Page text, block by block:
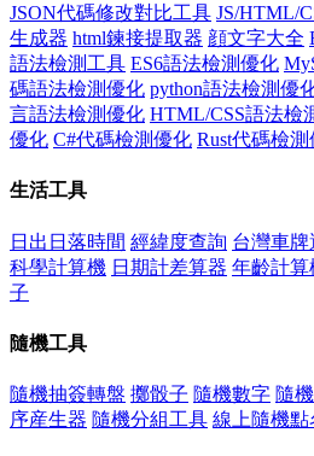
JSON代碼修改對比工具 JS/HTML/
生成器 html鍊接提取器 顔文字大全
語法檢測工具 ES6語法檢測優化
碼語法檢測優化 python語法檢測優
言語法檢測優化 HTML/CSS語法檢
優化 C#代碼檢測優化 Rust代碼檢
生活工具
日出日落時間 經緯度查詢 台灣車牌
科學計算機 日期計差算器 年齡計算
子
隨機工具
隨機抽簽轉盤 擲骰子 隨機數字 隨
序産生器 隨機分組工具 線上隨機點